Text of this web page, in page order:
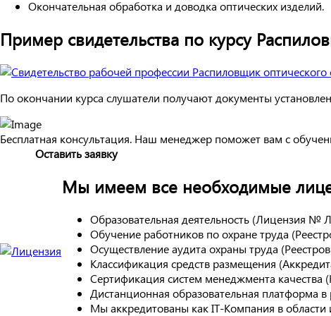
Окончательная обработка и доводка оптических изделий.
Пример свидетельства по курсу
По окончании курса слушатели получают документы
Бесплатная консультация. Наш менеджер поможет вам с
Оставить заявку
Мы имеем все необходимые
Образовательная деятельность (Лицензия
Обучение работников по охране труда
Осуществление аудита охраны труда
Классификация средств размещения
Сертификация систем менеджмента
Дистанционная образовательная платформа
Мы аккредитованы как IT-Компания в